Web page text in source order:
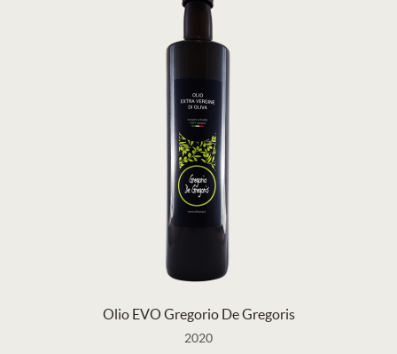
Olio EVO Gregorio De Gregoris
2020